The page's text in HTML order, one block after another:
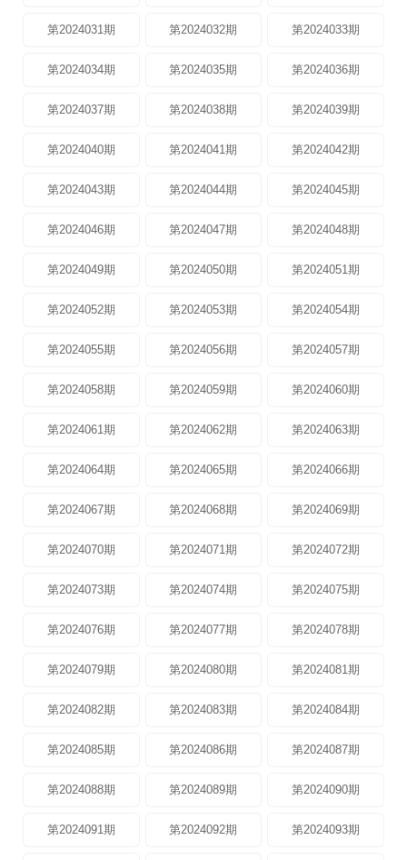
第2024031期 第2024032期 第2024033期
第2024034期 第2024035期 第2024036期
第2024037期 第2024038期 第2024039期
第2024040期 第2024041期 第2024042期
第2024043期 第2024044期 第2024045期
第2024046期 第2024047期 第2024048期
第2024049期 第2024050期 第2024051期
第2024052期 第2024053期 第2024054期
第2024055期 第2024056期 第2024057期
第2024058期 第2024059期 第2024060期
第2024061期 第2024062期 第2024063期
第2024064期 第2024065期 第2024066期
第2024067期 第2024068期 第2024069期
第2024070期 第2024071期 第2024072期
第2024073期 第2024074期 第2024075期
第2024076期 第2024077期 第2024078期
第2024079期 第2024080期 第2024081期
第2024082期 第2024083期 第2024084期
第2024085期 第2024086期 第2024087期
第2024088期 第2024089期 第2024090期
第2024091期 第2024092期 第2024093期